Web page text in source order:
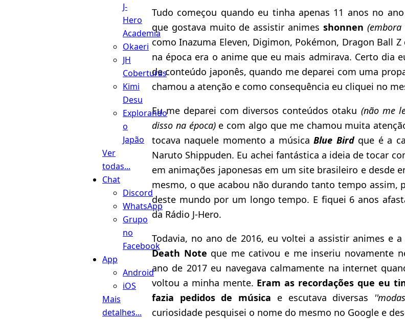
J-
Hero
Academia
Okaeri
JH
Coberturas
Kimi
Desu
Explorando
o
Japão
Ver
todas...
Chat
Discord
WhatsApp
Grupo
no
Facebook
App
Android
iOS
Mais
detalhes...
Tudo começou quando eu tinha apenas 11 anos no
que gostava muito de assistir animes shonnen (embora
como Inazuma Eleven, Digimon, Pokémon, Dragon Ball
na época era o anime que eu mais admirava. Certo dia
de conteúdo japonês, quando me deparei com uma
chamou a atenção e como consequência eu cliquei no
Eu me deparei com diversos conteúdos otaku (não me
disso na época) e com algo que me chamou muita
tocava naquele momento a músicaBlue Birdque é a
Naruto Shippuden. Eu achei fantástica a ideia de tocar
em animações japonesas em um site brasileiro e desde
mesmo, o que acabou não durando tanto tempo assim,
deste mundo por um longo tempo. E fiquei 6 anos
da Rádio J-Hero.
Todavia, no ano de 2016, eu voltei a assistir animes e
Death Note que me cativou e me inseriu novamente
ano de 2017 eu navegava calmamente na internet
voltou a minha mente. Eram as recordações que eu
fazia pedidos de música e escutava diversas
curiosidade pesquisei o nome do mesmo no Google e